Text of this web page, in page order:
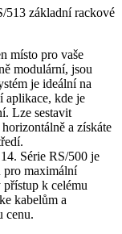
513 základní rackové
místo pro vaše
modulární, jsou
je ideální na
aplikace, kde je
Lze sestavit
a získáte
Série RS/500 je
pro maximální
k celému
kabelům a
cenu.